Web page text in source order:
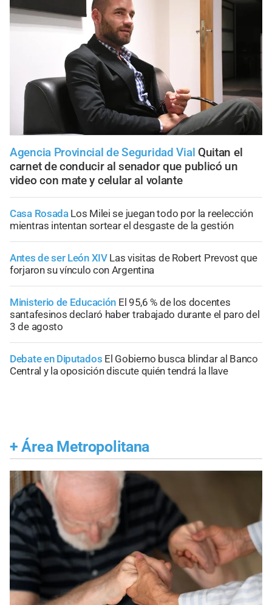
Agencia Provincial de Seguridad Vial Quitan el
carnet de conducir al senador que publicó un
video con mate y celular al volante
Casa Rosada Los Milei se juegan todo por la reelección
mientras intentan sortear el desgaste de la gestión
Antes de ser León XIV Las visitas de Robert Prevost que
forjaron su vínculo con Argentina
Ministerio de Educación El 95,6 % de los docentes
santafesinos declaró haber trabajado durante el paro del
3 de agosto
Debate en Diputados El Gobierno busca blindar al Banco
Central y la oposición discute quién tendrá la llave
+ Área Metropolitana